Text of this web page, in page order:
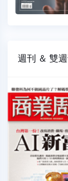
週刊 ＆ 雙週